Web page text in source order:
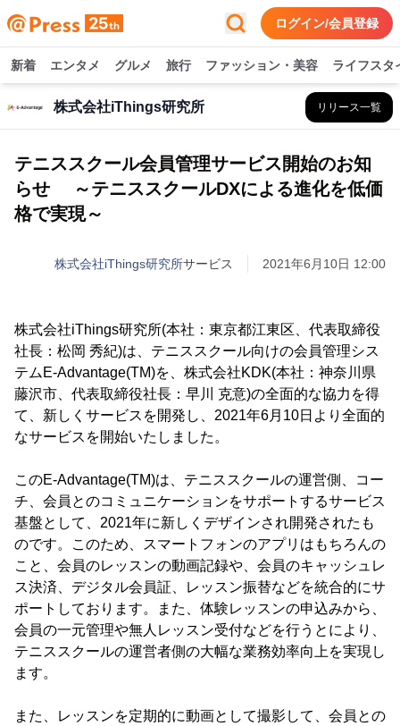
ログイン/会員登録
新着 エンタメ グルメ 旅行 ファッション・美容 ライフスタ
株式会社iThings研究所 リリース一覧
テニススクール会員管理サービス開始のお知
らせ ～テニススクールDXによる進化を低価
格で実現～
株式会社iThings研究所サービス 2021年6月10日 12:00
株式会社iThings研究所(本社：東京都江東区、代表取締役
社長：松岡 秀紀)は、テニススクール向けの会員管理シス
テムE-Advantage(TM)を、株式会社KDK(本社：神奈川県
藤沢市、代表取締役社長：早川 克意)の全面的な協力を得
て、新しくサービスを開発し、2021年6月10日より全面的
なサービスを開始いたしました。
このE-Advantage(TM)は、テニススクールの運営側、コー
チ、会員とのコミュニケーションをサポートするサービス
基盤として、2021年に新しくデザインされ開発されたも
のです。このため、スマートフォンのアプリはもちろんの
こと、会員のレッスンの動画記録や、会員のキャッシュレ
ス決済、デジタル会員証、レッスン振替などを統合的にサ
ポートしております。また、体験レッスンの申込みから、
会員の一元管理や無人レッスン受付などを行うとにより、
テニススクールの運営者側の大幅な業務効率向上を実現し
ます。
また、レッスンを定期的に動画として撮影して、会員との